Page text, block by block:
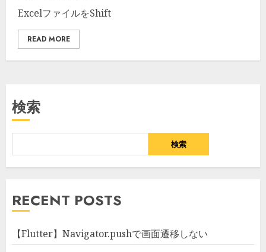
ExcelファイルをShift
READ MORE
検索
検索
RECENT POSTS
【Flutter】Navigator.pushで画面遷移しない